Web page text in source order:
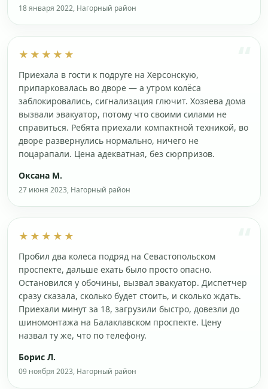
18 января 2022, Нагорный район
★★★★★
Приехала в гости к подруге на Херсонскую,
припарковалась во дворе — а утром колёса
заблокировались, сигнализация глючит. Хозяева дома
вызвали эвакуатор, потому что своими силами не
справиться. Ребята приехали компактной техникой, во
дворе развернулись нормально, ничего не
поцарапали. Цена адекватная, без сюрпризов.
Оксана М.
27 июня 2023, Нагорный район
★★★★★
Пробил два колеса подряд на Севастопольском
проспекте, дальше ехать было просто опасно.
Остановился у обочины, вызвал эвакуатор. Диспетчер
сразу сказала, сколько будет стоить, и сколько ждать.
Приехали минут за 18, загрузили быстро, довезли до
шиномонтажа на Балаклавском проспекте. Цену
назвал ту же, что по телефону.
Борис Л.
09 ноября 2023, Нагорный район